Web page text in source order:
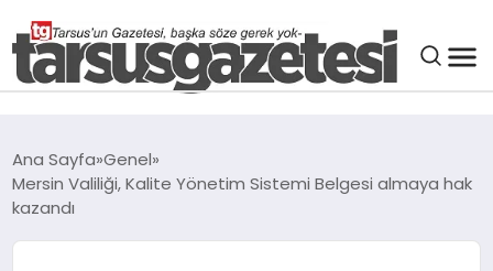
SPOR
Ana Sayfa Genel
Mersin Valiliği, Kalite Yönetim Sistemi Belgesi almaya hak
kazandı